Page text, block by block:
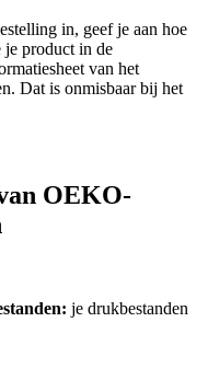
in, geef je aan hoe
je product in de
van het
Dat is onmisbaar bij het
OEKO-
je drukbestanden